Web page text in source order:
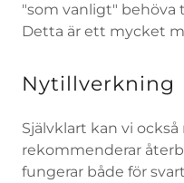
"som vanligt" behöva
Detta är ett mycket
Nytillverkning
Självklart kan vi
rekommenderar
fungerar både för